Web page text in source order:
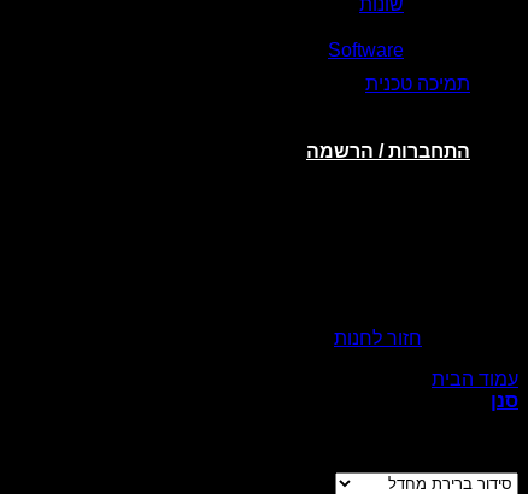
שונות
Software
תמיכה טכנית
התחברות / הרשמה
חזור לחנות
עמוד הבית
סנן